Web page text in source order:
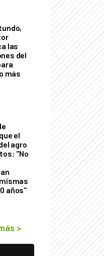
las
del
más
el
agro
"No
años"
>